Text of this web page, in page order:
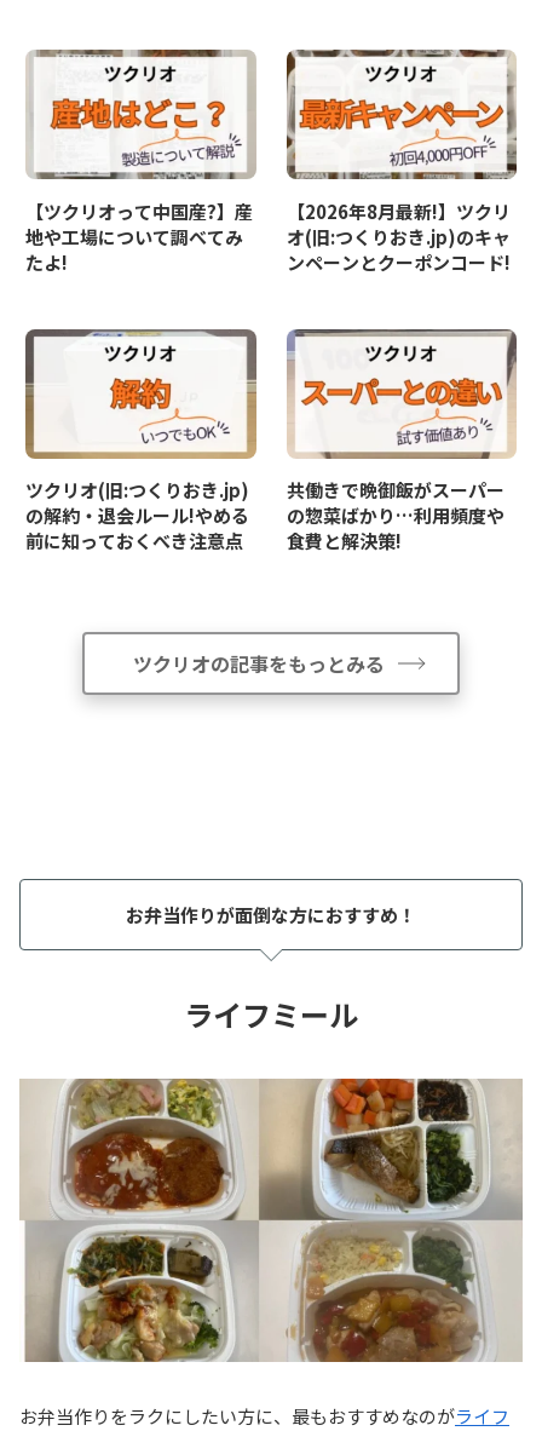
【ツクリオって中国産?】産
地や工場について調べてみ
たよ!
【2026年8月最新!】ツクリ
オ(旧:つくりおき.jp)のキャ
ンペーンとクーポンコード!
ツクリオ(旧:つくりおき.jp)
の解約・退会ルール!やめる
前に知っておくべき注意点
共働きで晩御飯がスーパー
の惣菜ばかり…利用頻度や
食費と解決策!
ツクリオの記事をもっとみる
お弁当作りが面倒な方におすすめ！
ライフミール
お弁当作りをラクにしたい方に、最もおすすめなのがライフ